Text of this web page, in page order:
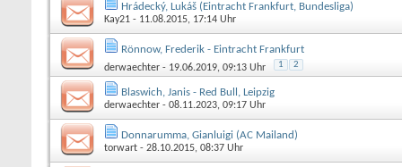
Hrádecký, Lukáš (Eintracht Frankfurt, Bundesliga)
Kay21 - 11.08.2015, 17:14 Uhr
Rönnow, Frederik - Eintracht Frankfurt
derwaechter - 19.06.2019, 09:13 Uhr 1 2
Blaswich, Janis - Red Bull, Leipzig
derwaechter - 08.11.2023, 09:17 Uhr
Donnarumma, Gianluigi (AC Mailand)
torwart - 28.10.2015, 08:37 Uhr